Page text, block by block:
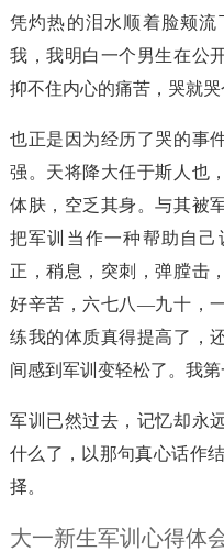
凭灼热的泪水顺着脸颊
我，我明白一个男生在公
抑不住内心的痛苦，哭就哭
也正是因为经历了哭的事
强。天将降大任于斯人也
体肤，空乏其身。与其被
把军训当作一种帮助自
正，稍息，突刺，弹膛击
好辛苦，六七八—九十，
练我的体质真得提高了，
间感到军训变轻松了。我
军训已然过去，记忆却永
什么了，以那句真心话
择。
大一新生军训心得体